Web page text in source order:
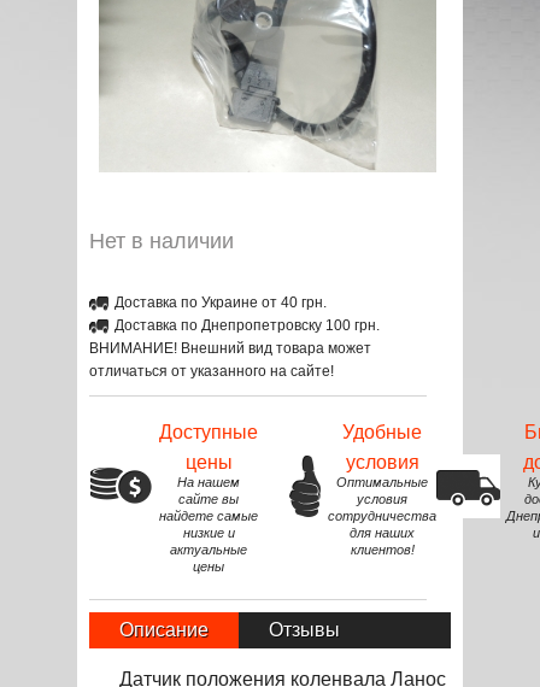
Нет в наличии
Доставка по Украине от 40 грн.
Доставка по Днепропетровску 100 грн.
ВНИМАНИЕ! Внешний вид товара может
отличаться от указанного на сайте!
Доступные
цены
На нашем
сайте вы
найдете самые
низкие и
актуальные
цены
Удобные
условия
Оптимальные
условия
сотрудничества
для наших
клиентов!
Описание Отзывы
Датчик положения коленвала Ланос